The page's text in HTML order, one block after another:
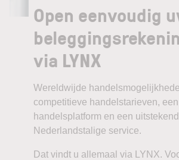
Open eenvoudig
via LYNX
Wereldwijde
competitieve handelstarieven,
handelsplatform en een
Nederlandstalige service.
Dat vindt u allemaal via LYNX.